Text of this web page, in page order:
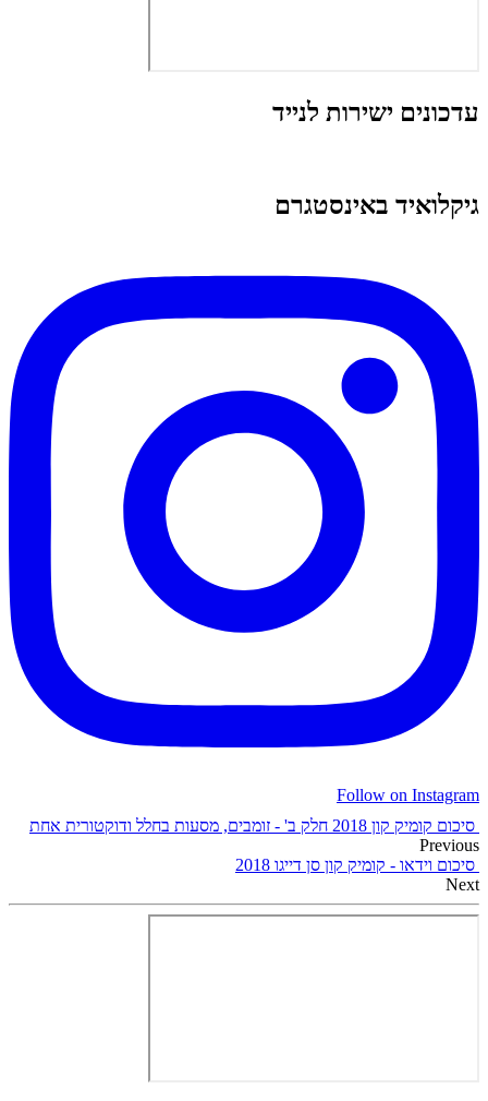
עדכונים ישירות לנייד
גיקלואיד באינסטגרם
Follow on Instagram
סיכום קומיק קון 2018 חלק ב' - זומבים, מסעות בחלל ודוקטורית אחת
Previous
סיכום וידאו - קומיק קון סן דייגו 2018
Next